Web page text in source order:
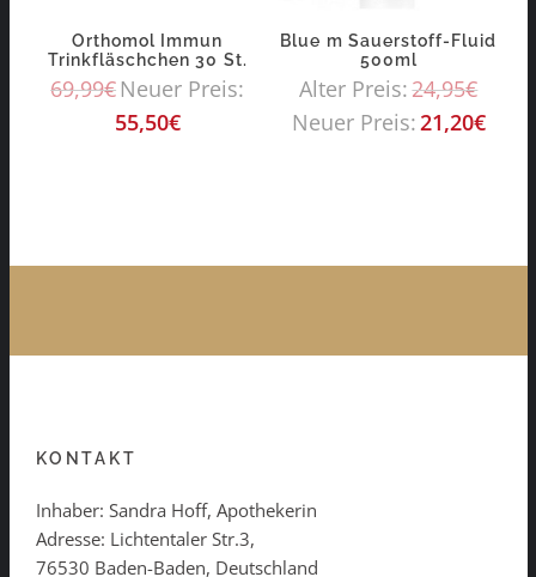
Orthomol Immun
Trinkfläschchen 30 St.
69,99€Neuer Preis:
55,50€
Blue m Sauerstoff-Fluid
500ml
Alter Preis:24,95€
Neuer Preis:21,20€
KONTAKT
Inhaber: Sandra Hoff, Apothekerin
Adresse: Lichtentaler Str.3,
76530 Baden-Baden, Deutschland